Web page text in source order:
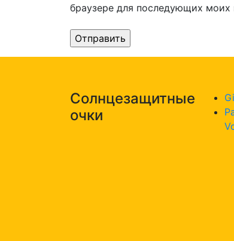
браузере для последующих моих
Солнцезащитные
очки